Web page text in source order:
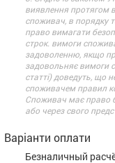
виявлення протягом
споживач, в порядку
право вимагати
строк. вимоги
задоволенню, якщо
задовольняє вимоги
статті) доведуть, що
споживачем правил
Споживач має право
або через свого
Варіанти оплати
Безналичный